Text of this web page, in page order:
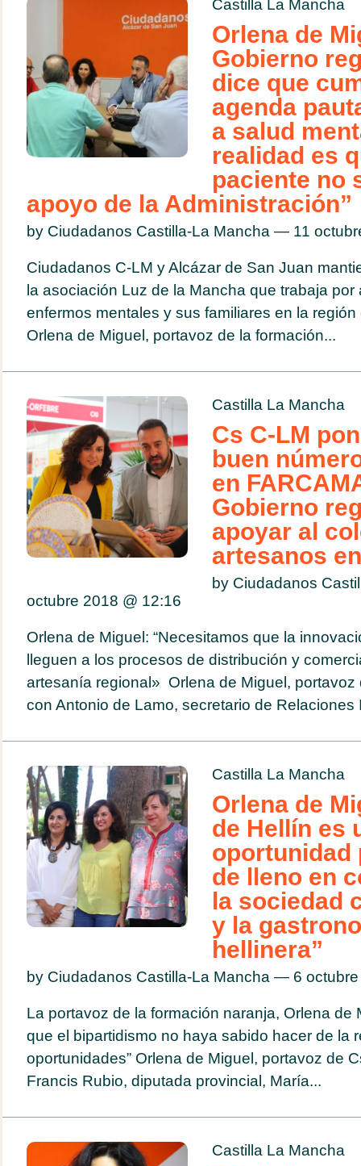
Castilla La Mancha
Orlena de
Gobierno
dice que
agenda
a salud
realidad es
paciente no
apoyo de la Administración”
by Ciudadanos Castilla-La Mancha — 11
Ciudadanos C-LM y Alcázar de San Juan
la asociación Luz de la Mancha que trabaja
enfermos mentales y sus familiares en la
Orlena de Miguel, portavoz de la formación...
Castilla La Mancha
Cs C-LM
buen
en
Gobierno
apoyar al
artesanos en
by Ciudadanos
octubre 2018 @ 12:16
Orlena de Miguel: “Necesitamos que la
lleguen a los procesos de distribución y
artesanía regional» Orlena de Miguel, portavoz
con Antonio de Lamo, secretario de Relaciones
Castilla La Mancha
Orlena de
de Hellín es
oportunidad
de lleno en
la sociedad
y la
hellinera”
by Ciudadanos Castilla-La Mancha — 6
La portavoz de la formación naranja, Orlena de
que el bipartidismo no haya sabido hacer de la
oportunidades” Orlena de Miguel, portavoz de
Francis Rubio, diputada provincial, María...
Castilla La Mancha